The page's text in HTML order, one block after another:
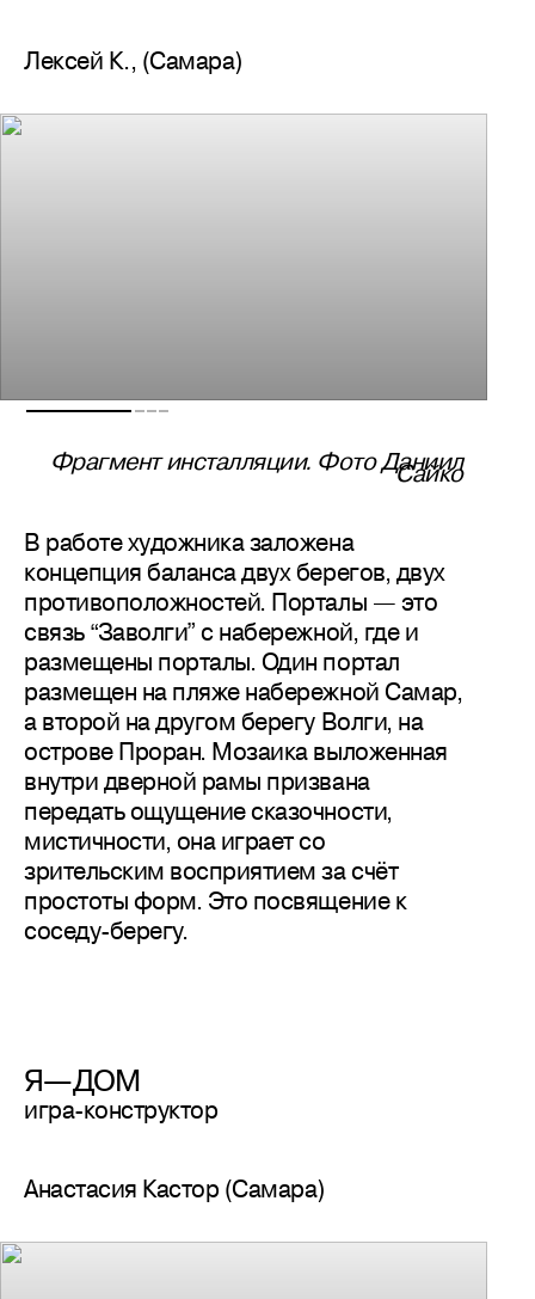
Лексей К., (Самара)
Фрагмент инсталляции. Фото Даниил
Сайко
В работе художника заложена
концепция баланса двух берегов, двух
противоположностей. Порталы — это
связь “Заволги” с набережной, где и
размещены порталы. Один портал
размещен на пляже набережной Самар,
а второй на другом берегу Волги, на
острове Проран. Мозаика выложенная
внутри дверной рамы призвана
передать ощущение сказочности,
мистичности, она играет со
зрительским восприятием за счёт
простоты форм. Это посвящение к
соседу-берегу.
Я—ДОМ
игра-конструктор
Анастасия Кастор (Самара)